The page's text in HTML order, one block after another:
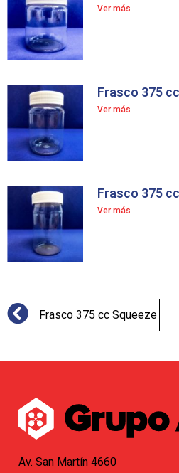
Ver más
Frasco 375
Ver más
Frasco 375
Ver más
Frasco 375 cc Squeeze
Av. San Martín 4660